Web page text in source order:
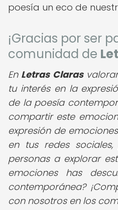
poesía un eco de
¡Gracias por ser
comunidad de
En Letras Claras
tu interés en la
de la poesía
compartir este
expresión de
en tus redes
personas a explorar
emociones has
contemporánea?
con nosotros en los